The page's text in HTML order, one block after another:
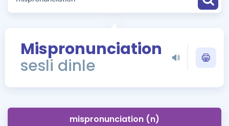
Puan Hesaplama
ÖSYM Sınav Takvimi
Kampanyalar
İngilizce Gramer
Mispronunciation
sesli dinle
mispronunciation (n)